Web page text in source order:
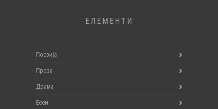
ЕЛЕМЕНТИ
Поезија
Проза
Драма
Есеи